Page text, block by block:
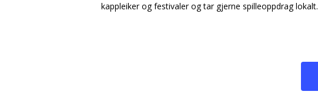
kappleiker og festivaler og tar gjerne spilleoppdrag lokalt.